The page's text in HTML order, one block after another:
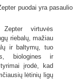
puodai yra pasaulio
virtuvės
riebalų, mažiau
ir baltymų, tuo
biologines ir
įrodė, kad
lėtinių ligų